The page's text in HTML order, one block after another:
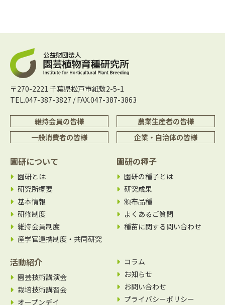
〒270-2221 千葉県松戸市紙敷2-5-1
TEL.047-387-3827 / FAX.047-387-3863
維持会員の皆様
農業生産者の皆様
一般消費者の皆様
企業・自治体の皆様
園研について
園研とは
研究所概要
基本情報
研修制度
維持会員制度
産学官連携制度・共同研究
園研の種子
園研の種子とは
研究成果
頒布品種
よくあるご質問
種苗に関する問い合わせ
活動紹介
園芸技術講演会
栽培技術講習会
オープンデイ
コラム
お知らせ
お問い合わせ
プライバシーポリシー